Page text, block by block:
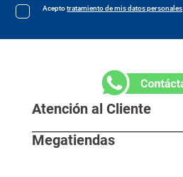
Aceptotratamiento de mis datos personales
Atención al Cliente
Megatiendas